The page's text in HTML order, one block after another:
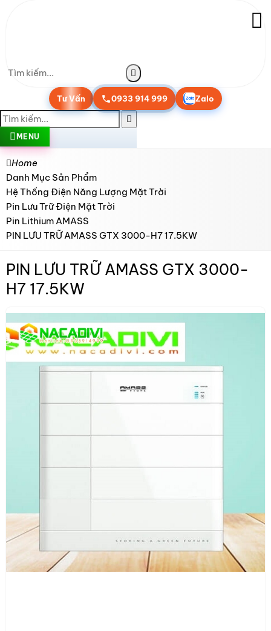
Tư Vấn 0933 914 999 Zalo
MENU
Home
Danh Mục Sản Phẩm
Hệ Thống Điện Năng Lượng Mặt Trời
Pin Lưu Trữ Điện Mặt Trời
Pin Lithium AMASS
PIN LƯU TRỮ AMASS GTX 3000-H7 17.5KW
PIN LƯU TRỮ AMASS GTX 3000-
H7 17.5KW